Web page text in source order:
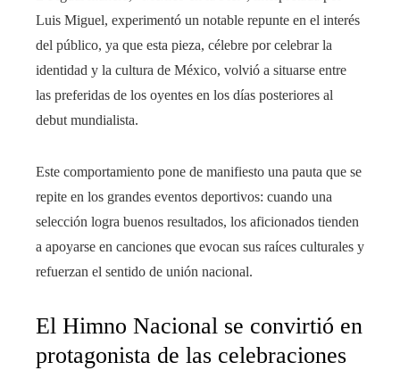
Luis Miguel, experimentó un notable repunte en el interés
del público, ya que esta pieza, célebre por celebrar la
identidad y la cultura de México, volvió a situarse entre
las preferidas de los oyentes en los días posteriores al
debut mundialista.
Este comportamiento pone de manifiesto una pauta que se
repite en los grandes eventos deportivos: cuando una
selección logra buenos resultados, los aficionados tienden
a apoyarse en canciones que evocan sus raíces culturales y
refuerzan el sentido de unión nacional.
El Himno Nacional se convirtió en
protagonista de las celebraciones